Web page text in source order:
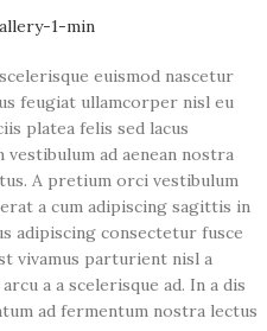
euismod nascetur
feugiat ullamcorper nisl eu
platea felis sed lacus
vestibulum ad aenean nostra
A pretium orci vestibulum
a cum adipiscing sagittis in
adipiscing consectetur fusce
vivamus parturient nisl a
a a scelerisque ad. In a dis
ad fermentum nostra lectus